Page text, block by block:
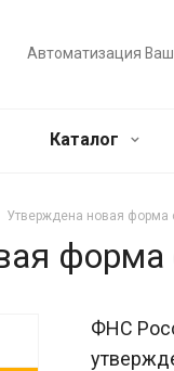
Автоматизация
Каталог
Утверждена новая форма
ФНС